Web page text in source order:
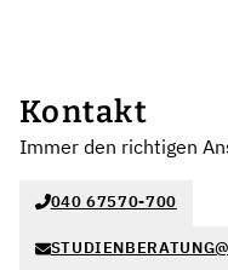
Kontakt
Immer den richtigen
040 67570-700